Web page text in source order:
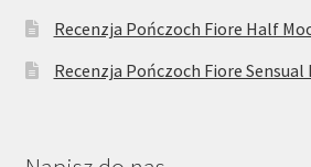
Recenzja Pończoch Fiore Half
Recenzja Pończoch Fiore Sensual